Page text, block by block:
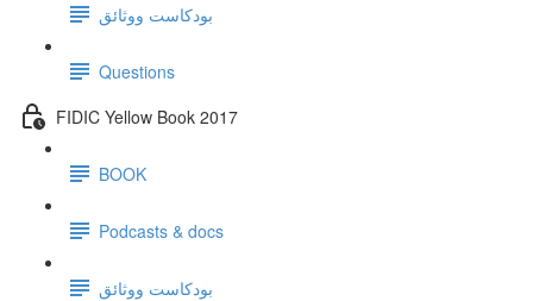
بودكاست ووثائق
Questions
FIDIC Yellow Book 2017
BOOK
Podcasts & docs
بودكاست ووثائق